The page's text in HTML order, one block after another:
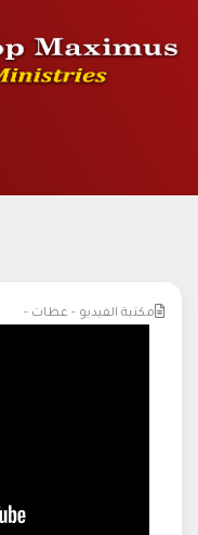
مكتبة الفيديو - عظات -